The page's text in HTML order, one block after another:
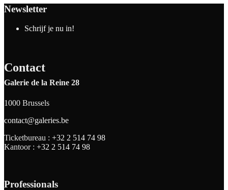
Newsletter
Schrijf je nu in!
Contact
Galerie de la Reine 28
1000 Brussels
contact@galeries.be
Ticketbureau : +32 2 514 74 98
Kantoor : +32 2 514 74 98
Professionals